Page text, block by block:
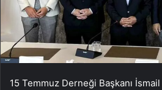
15 Temmuz Derneği Başkanı